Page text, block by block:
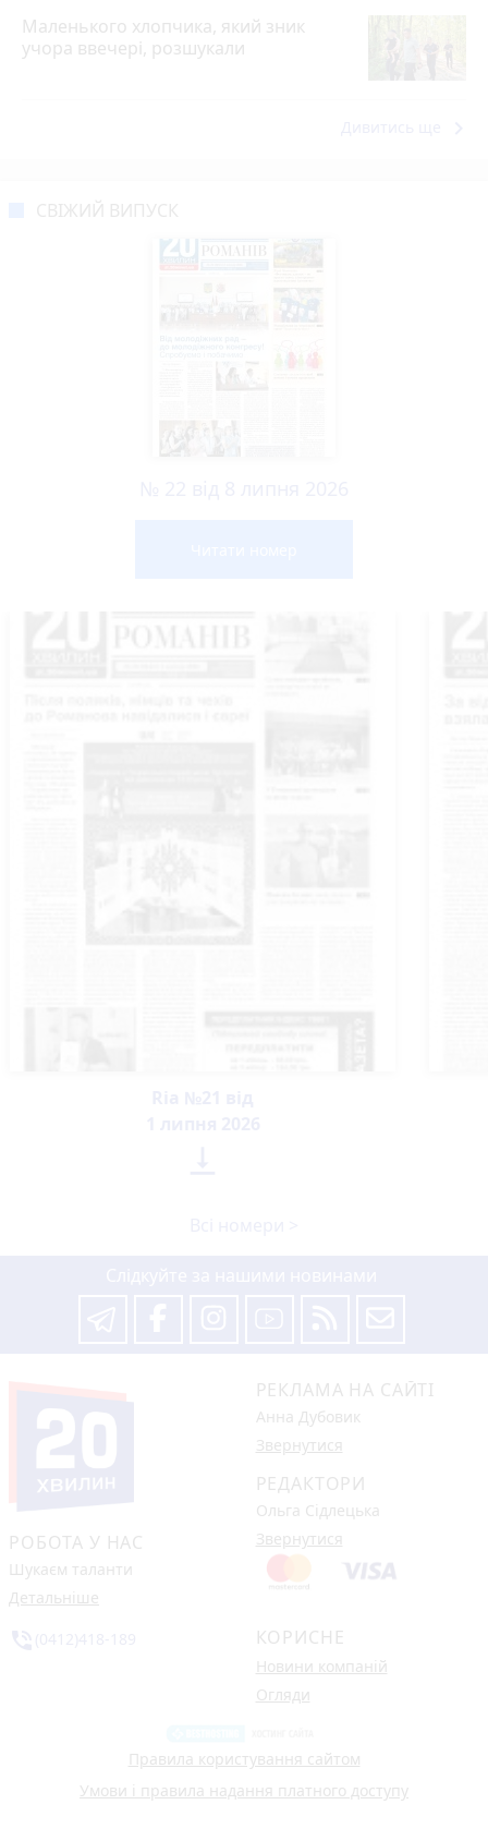
Маленького хлопчика, який зник
учора ввечері, розшукали
РОБОТА У НАС
Шукаєм таланти
Детальніше
РЕКЛАМА НА САЙТІ
Анна Дубовик
Звернутися
РЕДАКТОРИ
Ольга Сідлецька
Звернутися
КОРИСНЕ
Новини компаній
Огляди
Правила користування сайтом
Умови і правила надання платного доступу